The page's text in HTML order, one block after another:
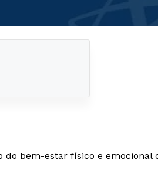
bem-estar físico e emocional